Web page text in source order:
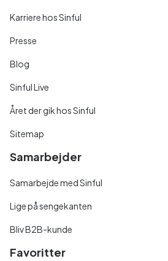
Karriere hos Sinful
Presse
Blog
Sinful Live
Året der gik hos Sinful
Sitemap
Samarbejder
Samarbejde med Sinful
Lige på sengekanten
Bliv B2B-kunde
Favoritter